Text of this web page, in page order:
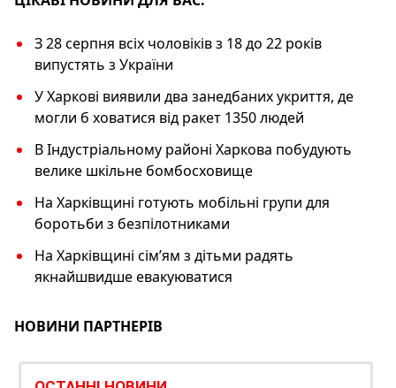
З 28 серпня всіх чоловіків з 18 до 22 років
випустять з України
У Харкові виявили два занедбаних укриття, де
могли б ховатися від ракет 1350 людей
В Індустріальному районі Харкова побудують
велике шкільне бомбосховище
На Харківщині готують мобільні групи для
боротьби з безпілотниками
На Харківщині сім’ям з дітьми радять
якнайшвидше евакуюватися
НОВИНИ ПАРТНЕРІВ